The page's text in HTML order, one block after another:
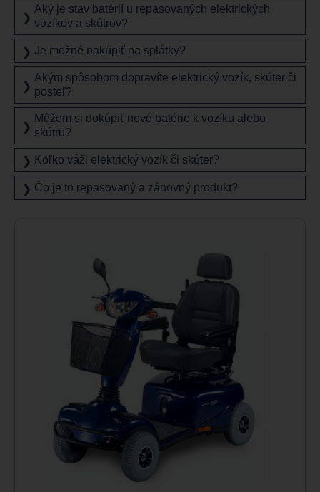
❯
Aký je stav batérií u repasovaných elektrických
vozíkov a skútrov?
❯ Je možné nakúpiť na splátky?
❯
Akým spôsobom dopravíte elektrický vozík, skúter či
posteľ?
❯
Môžem si dokúpiť nové batérie k vozíku alebo
skútru?
❯ Koľko váži elektrický vozík či skúter?
❯ Čo je to repasovaný a zánovný produkt?